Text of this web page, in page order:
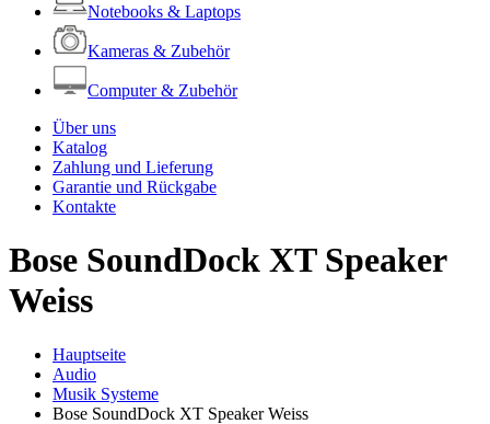
Notebooks & Laptops
Kameras & Zubehör
Computer & Zubehör
Über uns
Katalog
Zahlung und Lieferung
Garantie und Rückgabe
Kontakte
Bose SoundDock XT Speaker
Weiss
Hauptseite
Audio
Musik Systeme
Bose SoundDock XT Speaker Weiss